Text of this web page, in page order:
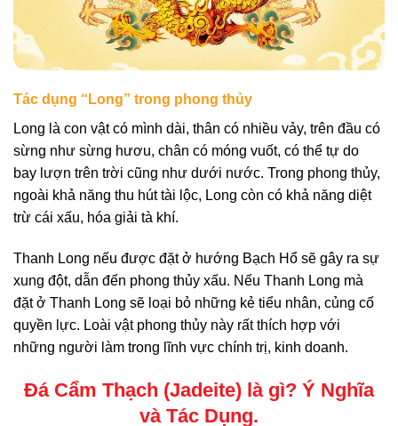
Tác dụng “Long” trong phong thủy
Long là con vật có mình dài, thân có nhiều vảy, trên đầu có
sừng như sừng hươu, chân có móng vuốt, có thể tự do
bay lượn trên trời cũng như dưới nước. Trong phong thủy,
ngoài khả năng thu hút tài lộc, Long còn có khả năng diệt
trừ cái xấu, hóa giải tà khí.
Thanh Long nếu được đặt ở hướng Bạch Hổ sẽ gây ra sự
xung đột, dẫn đến phong thủy xấu. Nếu Thanh Long mà
đặt ở Thanh Long sẽ loại bỏ những kẻ tiểu nhân, củng cố
quyền lực. Loài vật phong thủy này rất thích hợp với
những người làm trong lĩnh vực chính trị, kinh doanh.
Đá Cẩm Thạch (Jadeite) là gì? Ý Nghĩa
và Tác Dụng.